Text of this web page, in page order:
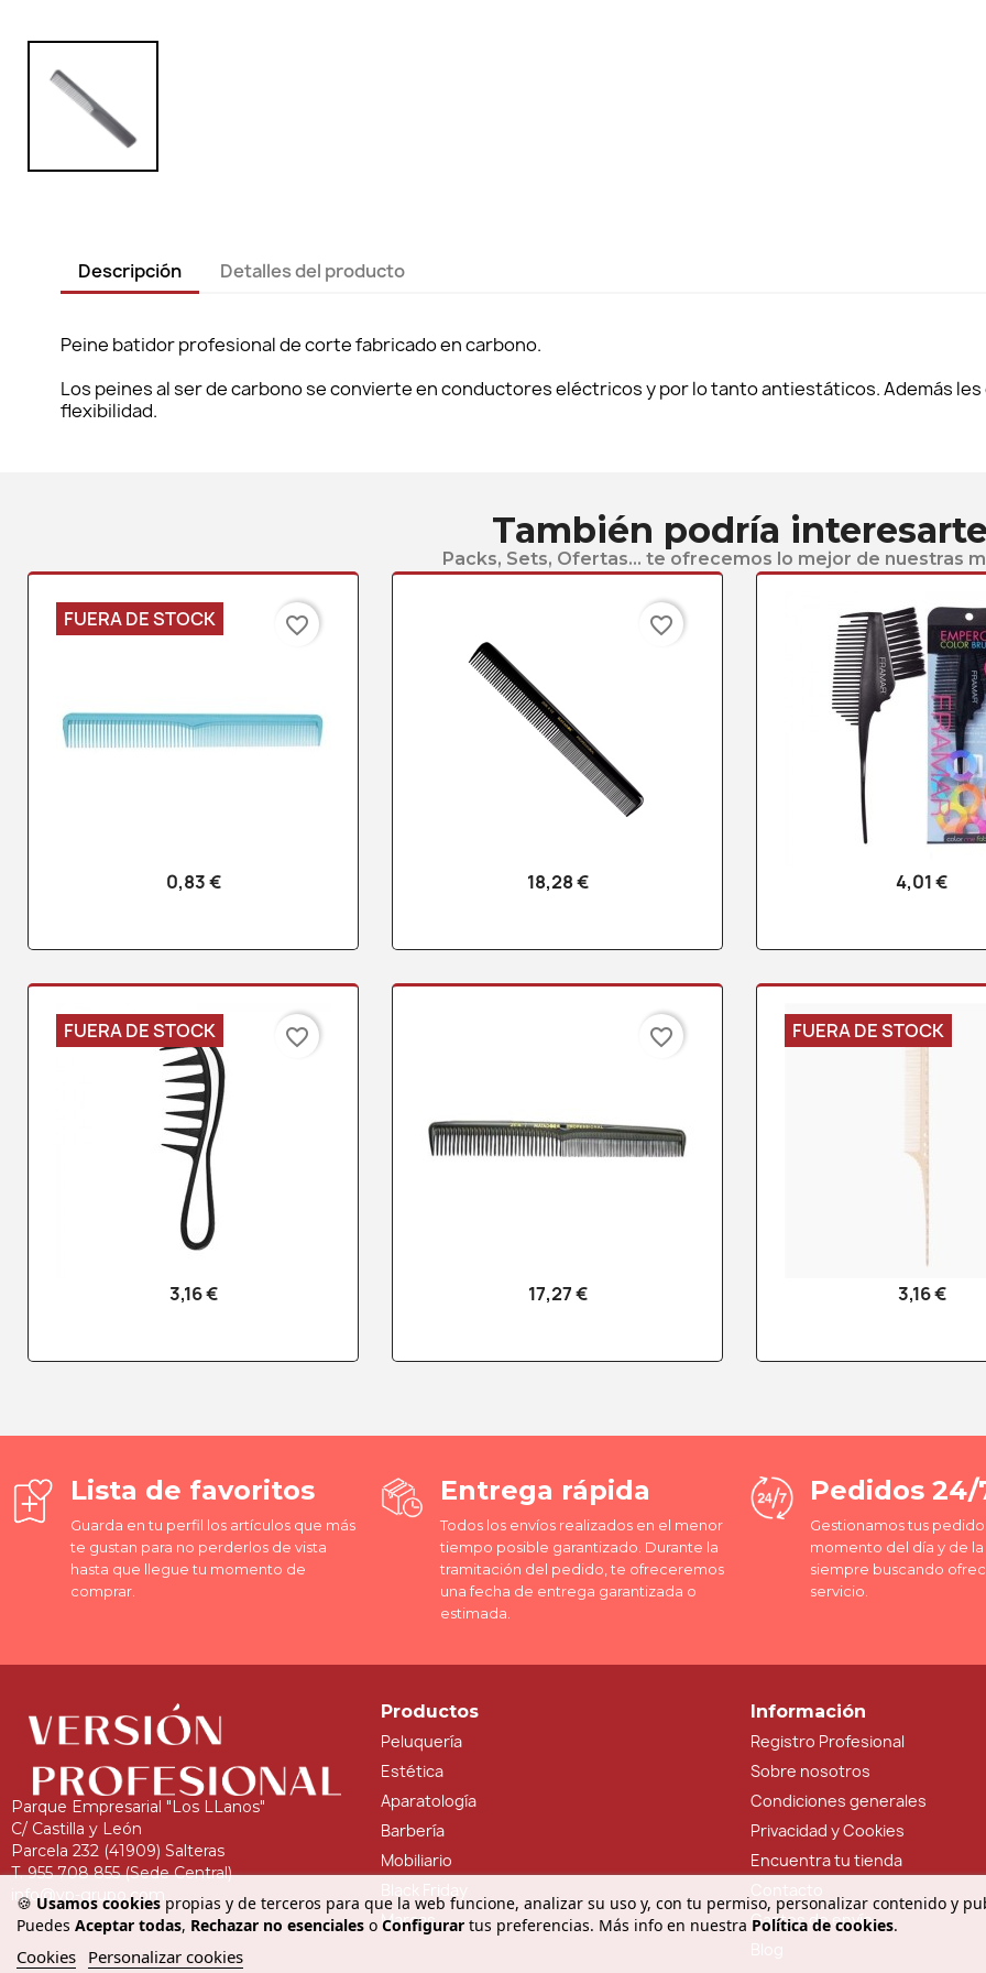
Descripción Detalles del producto
Peine batidor profesional de corte fabricado en carbono.
Los peines al ser de carbono se convierte en conductores eléctricos y por lo tanto antiestáticos. Además
flexibilidad.
También podría interesarte
Packs, Sets, Ofertas... te ofrecemos lo mejor de nuestras
Vista rápida
0,83 €
FUERA DE STOCK favorite_border
Vista rápida
18,28 €
favorite_border
Vista rápida
4,01 €
Vista rápida
3,16 €
FUERA DE STOCK favorite_border
Vista rápida
17,27 €
favorite_border
Vista rápida
3,16 €
FUERA DE STOCK
🍪 Usamos cookies propias y de terceros para que la web funcione, analizar su uso y, con tu permiso, personalizar contenido y
Puedes Aceptar todas, Rechazar no esenciales o Configurar tus preferencias. Más info en nuestra Política de cookies.
Cookies Personalizar cookies
Lista de favoritos
Guarda en tu perfil los artículos que más
te gustan para no perderlos de vista
hasta que llegue tu momento de
comprar.
Entrega rápida
Todos los envíos realizados en el menor
tiempo posible garantizado. Durante la
tramitación del pedido, te ofreceremos
una fecha de entrega garantizada o
estimada.
Pedidos 24/
Gestionamos tus
momento del día y de la
siempre buscando
servicio.
Parque Empresarial "Los LLanos"
C/ Castilla y León
Parcela 232 (41909) Salteras
T. 955 708 855 (Sede Central)
info@vp-grupo.com
Productos
Peluquería
Estética
Aparatología
Barbería
Mobiliario
Marcas
Información
Registro Profesional
Sobre nosotros
Condiciones generales
Privacidad y Cookies
Encuentra tu tienda
Gastos de envío